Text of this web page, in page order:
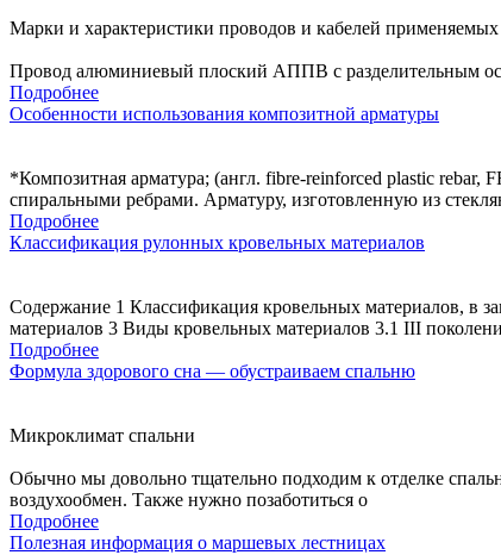
Марки и характеристики проводов и кабелей
Провод алюминиевый плоский АППВ с разделительным
Подробнее
Особенности использования композитной арматуры
*Композитная арматура; (англ. fibre-reinforced plastic rebar,
спиральными ребрами. Арматуру, изготовленную из
Подробнее
Классификация рулонных кровельных материалов
Содержание 1 Классификация кровельных материалов, в
материалов 3 Виды кровельных материалов 3.1 III
Подробнее
Формула здорового сна — обустраиваем спальню
Микроклимат спальни
Обычно мы довольно тщательно подходим к отделке
воздухообмен. Также нужно позаботиться о
Подробнее
Полезная информация о маршевых лестницах